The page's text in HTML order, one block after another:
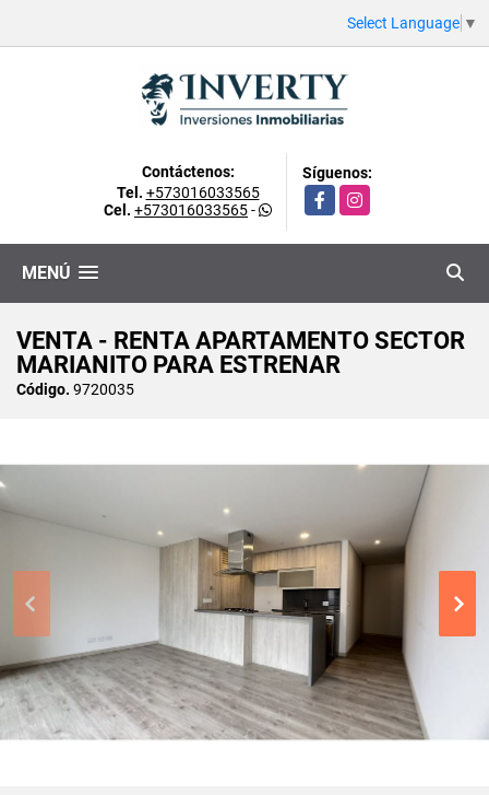
Select Language ▼
Contáctenos:
Tel. +573016033565
Cel. +573016033565-
Síguenos:
FacebookInstagram
MENÚ
VENTA - RENTA APARTAMENTO SECTOR
MARIANITO PARA ESTRENAR
Código. 9720035